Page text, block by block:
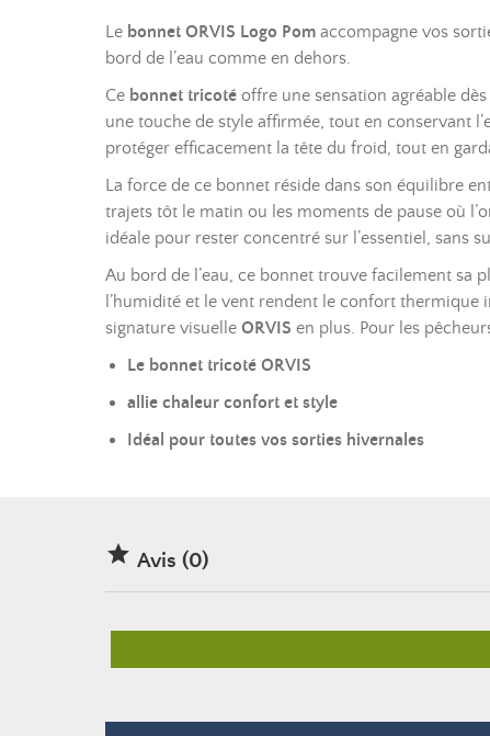
Le bonnet ORVIS Logo Pom accompagne vos
bord de l’eau comme en dehors.
Ce bonnet tricoté offre une sensation agréable
une touche de style affirmée, tout en conservant
protéger efficacement la tête du froid, tout en
La force de ce bonnet réside dans son équilibre
trajets tôt le matin ou les moments de pause où
idéale pour rester concentré sur l’essentiel, sans
Au bord de l’eau, ce bonnet trouve facilement sa
l’humidité et le vent rendent le confort thermique
signature visuelle ORVIS en plus. Pour les
Le bonnet tricoté ORVIS
allie chaleur confort et style
Idéal pour toutes vos sorties hivernales
 Avis (0)